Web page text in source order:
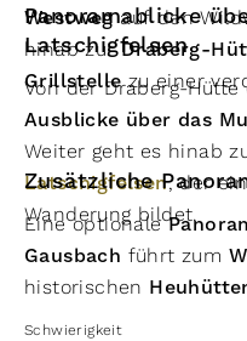
Westwegauf den
hinab zurDraberg-
Grillstellezu einer
Panoramablicke
Latschigfelsen
Von der Draberg-
Ausblicke über das
Weiter geht es hinab
Latschigfelsen, der
Wanderung bildet.
Zusätzliche
Eine optionale
Gausbach führt zum
historischen
Schwierigkeit